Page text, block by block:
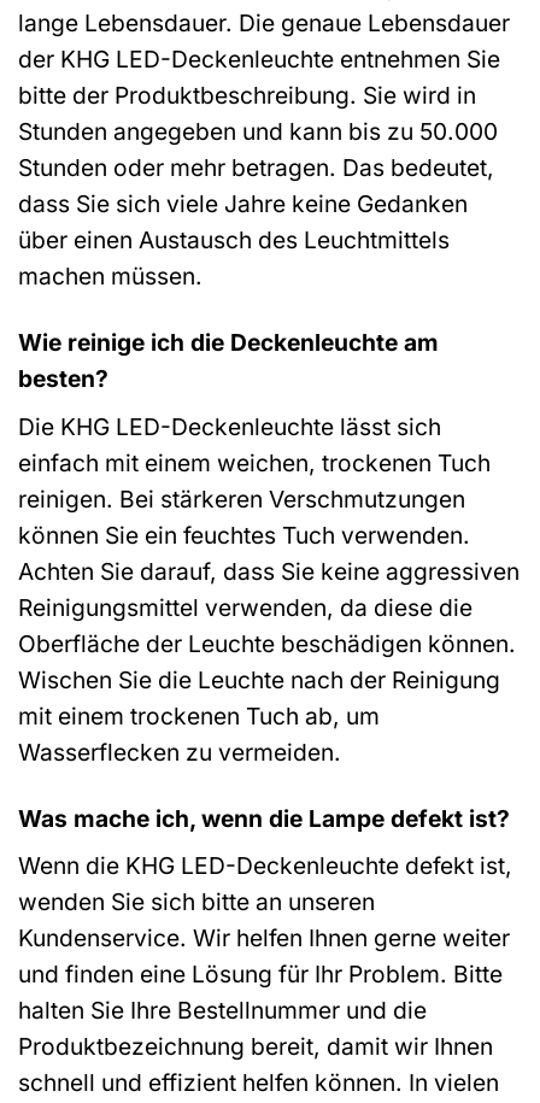
lange Lebensdauer. Die genaue Lebensdauer
der KHG LED-Deckenleuchte entnehmen Sie
bitte der Produktbeschreibung. Sie wird in
Stunden angegeben und kann bis zu 50.000
Stunden oder mehr betragen. Das bedeutet,
dass Sie sich viele Jahre keine Gedanken
über einen Austausch des Leuchtmittels
machen müssen.
Wie reinige ich die Deckenleuchte am
besten?
Die KHG LED-Deckenleuchte lässt sich
einfach mit einem weichen, trockenen Tuch
reinigen. Bei stärkeren Verschmutzungen
können Sie ein feuchtes Tuch verwenden.
Achten Sie darauf, dass Sie keine aggressiven
Reinigungsmittel verwenden, da diese die
Oberfläche der Leuchte beschädigen können.
Wischen Sie die Leuchte nach der Reinigung
mit einem trockenen Tuch ab, um
Wasserflecken zu vermeiden.
Was mache ich, wenn die Lampe defekt ist?
Wenn die KHG LED-Deckenleuchte defekt ist,
wenden Sie sich bitte an unseren
Kundenservice. Wir helfen Ihnen gerne weiter
und finden eine Lösung für Ihr Problem. Bitte
halten Sie Ihre Bestellnummer und die
Produktbezeichnung bereit, damit wir Ihnen
schnell und effizient helfen können. In vielen